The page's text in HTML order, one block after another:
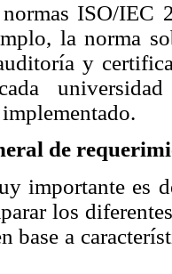
ISO/IEC
la norma
y
de
importante es
los
base a